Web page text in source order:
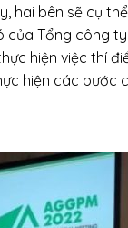
hai bên sẽ cụ
của Tổng công
hiện việc thí
hiện các bước